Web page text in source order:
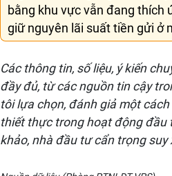
bằng khu vực vẫn đang thích
giữ nguyên lãi suất tiền gửi ở
Các thông tin, số liệu, ý kiến
đầy đủ, từ các nguồn tin cậy
tôi lựa chọn, đánh giả một
thiết thực trong hoạt động đầu
khảo, nhà đầu tư cẩn trọng